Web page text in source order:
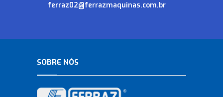
ferraz02@ferrazmaquinas.com.br
SOBRE NÓS